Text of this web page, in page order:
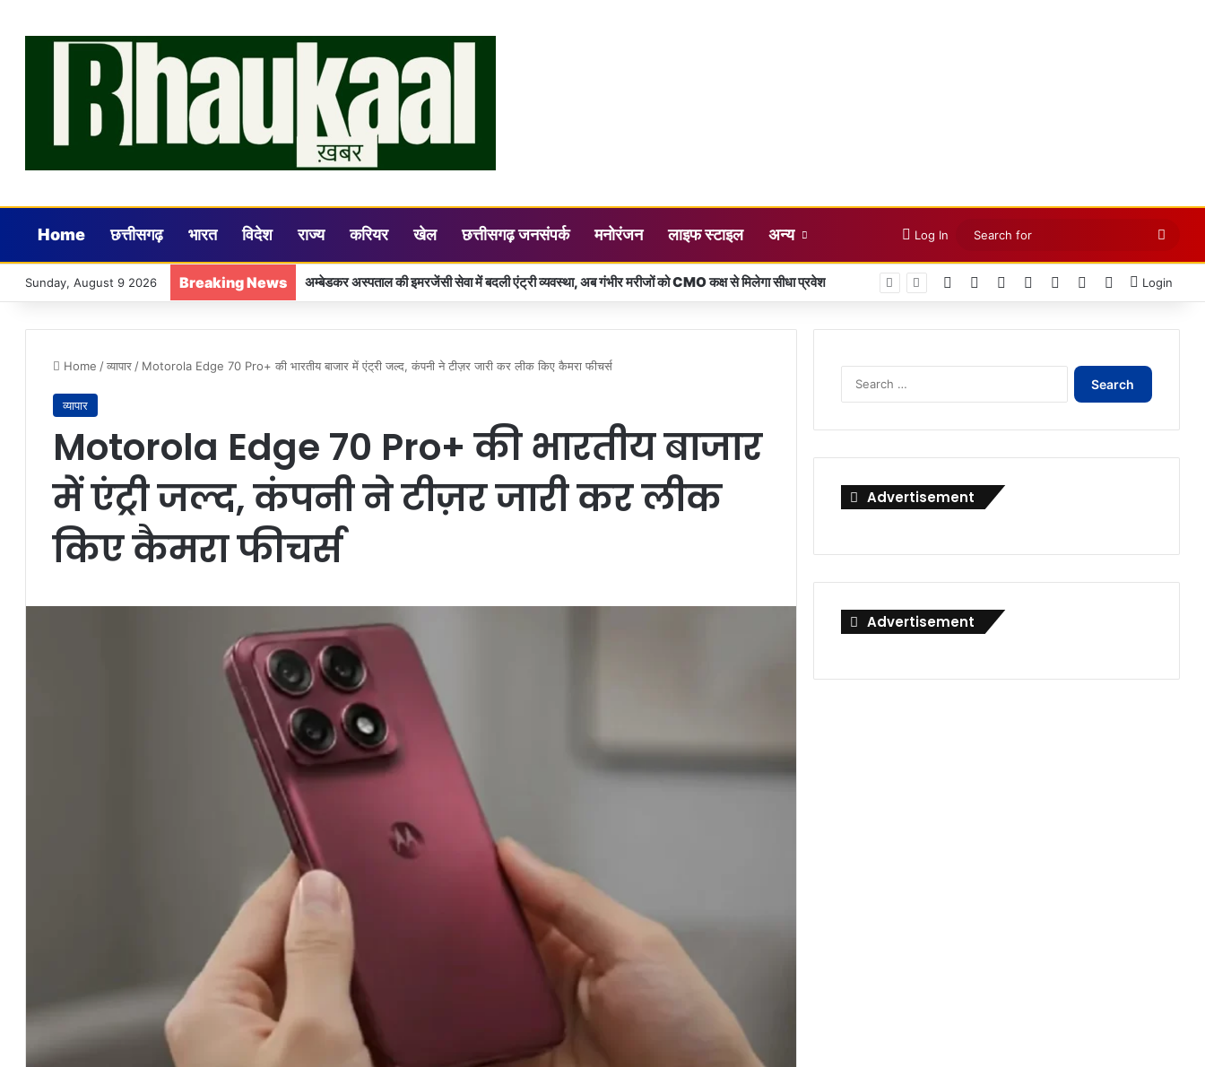
Home छत्तीसगढ़ भारत विदेश राज्य करियर खेल छत्तीसगढ़ जनसंपर्क मनोरंजन लाइफ स्टाइल अन्य Log In
for
Sunday, August 9 2026 Breaking News शासकीय कार्य के साथ स्वास्थ्य भी ज़रूरी, समय पर जांच से संभव है कैंसर का ईलाज – कलेक्टर डॉ. गौरव सिंह Facebook LinkedInYouTubeInstagramTelegramWhatsApp
Login
Home / व्यापार / Motorola Edge 70 Pro+ की भारतीय बाजार में एंट्री जल्द, कंपनी ने टीज़र जारी कर लीक किए कैमरा फीचर्स
व्यापार
Motorola Edge 70 Pro+ की भारतीय बाजार
में एंट्री जल्द, कंपनी ने टीज़र जारी कर लीक
किए कैमरा फीचर्स
Search
Advertisement
Advertisement